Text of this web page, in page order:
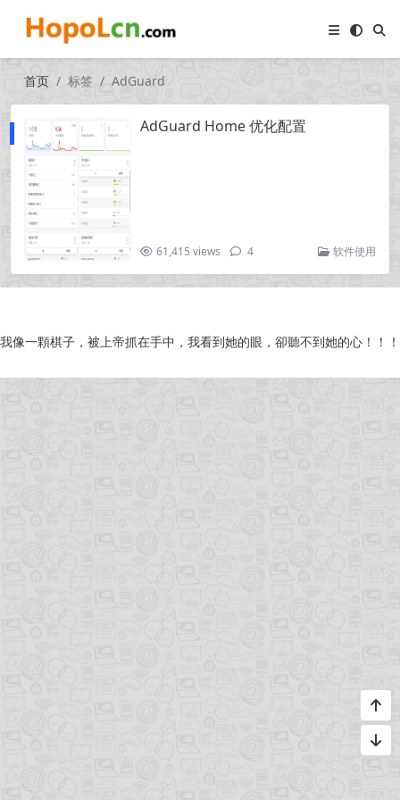
首页 标签 AdGuard
AdGuard Home 优化配置
61,415 views 4 软件使用
我像一顆棋子，被上帝抓在手中，我看到她的眼，卻聽不到她的心！！！